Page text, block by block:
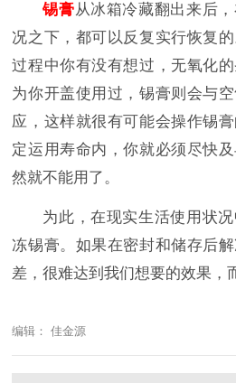
锡膏从冰箱冷藏翻出来后
况之下，都可以反复实行恢复
过程中你有没有想过，无氧化
为你开盖使用过，锡膏则会与
应，这样就很有可能会操作锡
定运用寿命内，你就必须尽快
然就不能用了。
为此，在现实生活使用状
冻锡膏。如果在密封和储存后
差，很难达到我们想要的效果，
编辑： 佳金源